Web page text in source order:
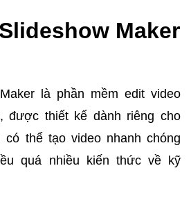
Maker
là phần mềm edit video
được thiết kế dành riêng cho
thể tạo video nhanh chóng
quá nhiều kiến thức về kỹ